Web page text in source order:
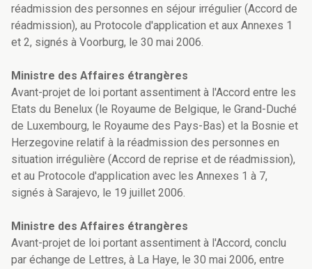
réadmission des personnes en séjour irrégulier (Accord de
réadmission), au Protocole d'application et aux Annexes 1
et 2, signés à Voorburg, le 30 mai 2006.
Ministre des Affaires étrangères
Avant-projet de loi portant assentiment à l'Accord entre les
Etats du Benelux (le Royaume de Belgique, le Grand-Duché
de Luxembourg, le Royaume des Pays-Bas) et la Bosnie et
Herzegovine relatif à la réadmission des personnes en
situation irrégulière (Accord de reprise et de réadmission),
et au Protocole d'application avec les Annexes 1 à 7,
signés à Sarajevo, le 19 juillet 2006.
Ministre des Affaires étrangères
Avant-projet de loi portant assentiment à l'Accord, conclu
par échange de Lettres, à La Haye, le 30 mai 2006, entre